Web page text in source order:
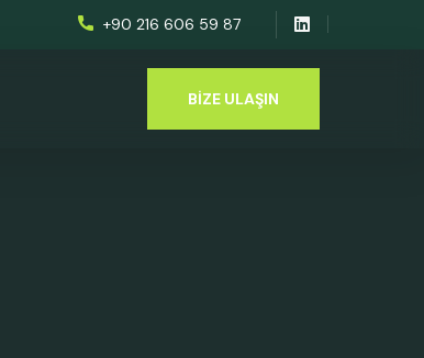
+90 216 606 59 87
BIZE ULAŞIN